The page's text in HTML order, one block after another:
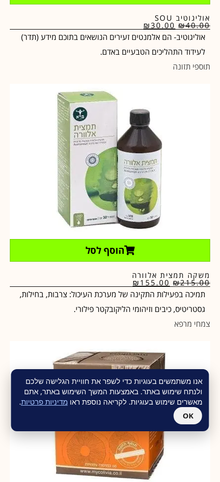
אוליגוטיב SOU
₪40.00
₪30.00
אוליגוטיב- הם אלמנטים זעירים הנושאים בתוכם מידע (תדר)
לעידוד התהליכים הטבעיים באדם.
תוספי תזונה
הוסף לסל
משקה תמצית אלוורה
₪215.00
₪ 155.00
תמיכה בפעילות התקינה של מערכת העיכול: צרבות, בחילות,
גסטריטיס, כיבים וזיהומי הליקובקטר פילורי.
צמחי מרפא
אנו משתמשים בעוגיות כדי לשפר את חוויית הגלישה שלכם
ולנתח שימוש באתר. באמצעות המשך השימוש באתר, אתם
מאשרים שימוש בעוגיות. לקריאה נוספת ראו מדיניות פרטיות.
OK